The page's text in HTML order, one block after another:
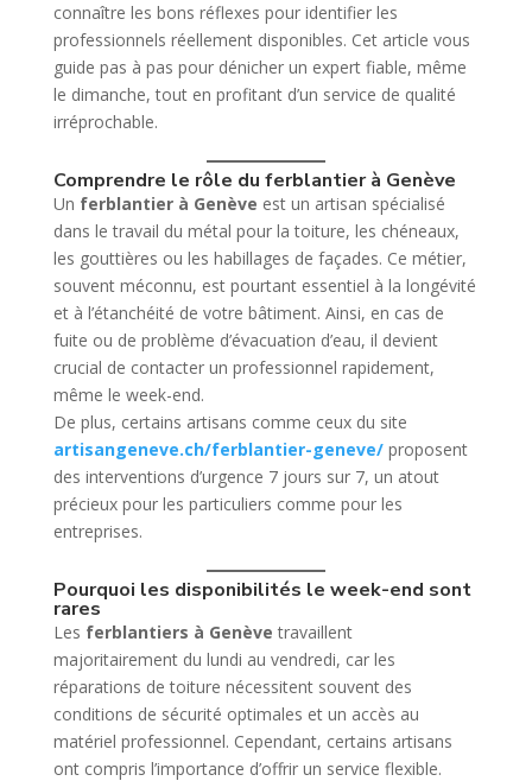
connaître les bons réflexes pour identifier les
professionnels réellement disponibles. Cet article vous
guide pas à pas pour dénicher un expert fiable, même
le dimanche, tout en profitant d’un service de qualité
irréprochable.
Comprendre le rôle du ferblantier à Genève
Un ferblantier à Genève est un artisan spécialisé
dans le travail du métal pour la toiture, les chéneaux,
les gouttières ou les habillages de façades. Ce métier,
souvent méconnu, est pourtant essentiel à la longévité
et à l’étanchéité de votre bâtiment. Ainsi, en cas de
fuite ou de problème d’évacuation d’eau, il devient
crucial de contacter un professionnel rapidement,
même le week-end.
De plus, certains artisans comme ceux du site
artisangeneve.ch/ferblantier-geneve/proposent
des interventions d’urgence 7 jours sur 7, un atout
précieux pour les particuliers comme pour les
entreprises.
Pourquoi les disponibilités le week-end sont
rares
Les ferblantiers à Genève travaillent
majoritairement du lundi au vendredi, car les
réparations de toiture nécessitent souvent des
conditions de sécurité optimales et un accès au
matériel professionnel. Cependant, certains artisans
ont compris l’importance d’offrir un service flexible.